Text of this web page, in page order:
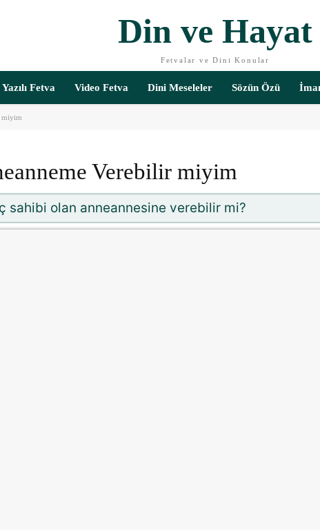
Din ve Hayat
Fetvalar ve Dini Konular
Yazılı Fetva Video Fetva Dini Meseleler Sözün Özü
miyim
Verebilir miyim
sahibi olan anneannesine verebilir mi?